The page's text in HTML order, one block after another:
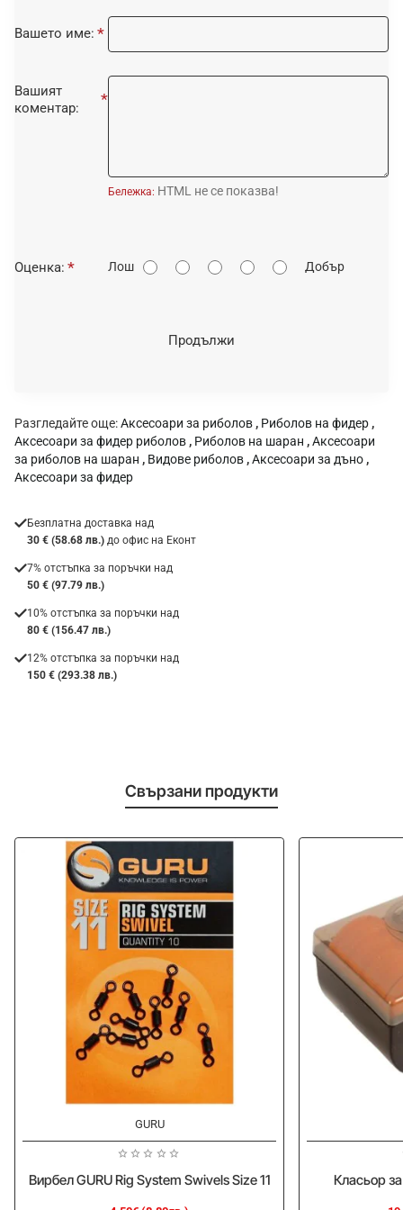
Вашето име:
Вашият
коментар:
Бележка: HTML не се показва!
О
Оценка: Лош Добър
Продължи
Разгледайте още:Аксесоари за риболов , Риболов на фидер ,
Аксесоари за фидер риболов , Риболов на шаран ,Аксесоари
за риболов на шаран , Видове риболов ,Аксесоари за дъно ,
Аксесоари за фидер
Безплатна доставка над
30 € (58.68 лв.) до офис на Еконт
7% отстъпка за поръчки над
50 € (97.79 лв.)
10% отстъпка за поръчки над
80 € (156.47 лв.)
12% отстъпка за поръчки над
150 € (293.38 лв.)
Свързани продукти
GURU
Вирбел GURU Rig System Swivels Size 11 Класьор